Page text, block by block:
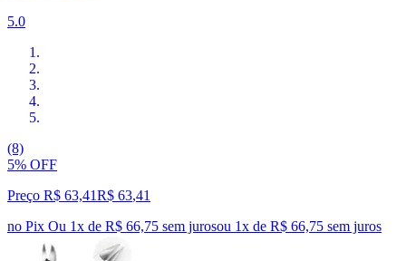
5.0
(8)
5% OFF
Preço R$ 63,41R$ 63,41
no Pix Ou 1x de R$ 66,75 sem jurosou 1x de R$ 66,75 sem juros